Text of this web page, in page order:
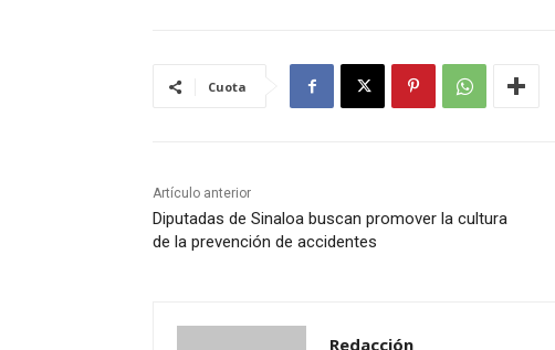
Cuota
Artículo anterior
Diputadas de Sinaloa buscan promover la cultura
de la prevención de accidentes
Redacción